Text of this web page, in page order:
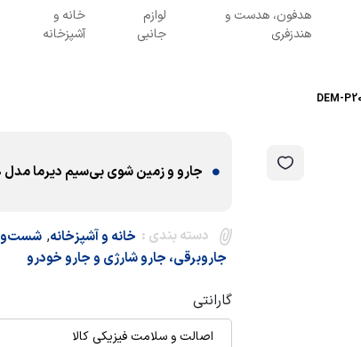
هدفون، هدست و
هندزفری
لوازم
جانبی
خانه و
آشپزخانه
جارو و زمین شوی بی‌سیم دیرما مدل DEM-P20
دسته بندی : خانه و آشپزخانه,
جاروبرقی، جارو شارژی و جارو خودرو
گارانتی
اصالت و سلامت فیزیکی کالا